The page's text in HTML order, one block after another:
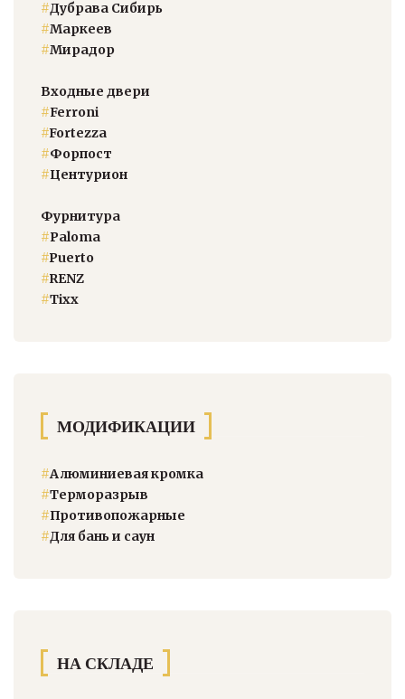
#Дубрава Сибирь
#Маркеев
#Мирадор
Входные двери
#Ferroni
#Fortezza
#Форпост
#Центурион
Фурнитура
#Paloma
#Puerto
#RENZ
#Тixx
МОДИФИКАЦИИ
#Алюминиевая кромка
#Терморазрыв
#Противопожарные
#Для бань и саун
НА СКЛАДЕ